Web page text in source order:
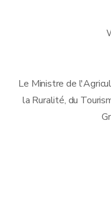
Le Ministre de
la Ruralité, du